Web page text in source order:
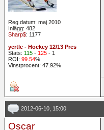
Reg.datum: maj 2010
Inlägg: 482
Sharp$: 1177
yertle - Hockey 12/13 Pres
Stats: 115 - 125 - 1
ROI: 99.54%
Vinstprocent: 47.92%
2012-06-10, 15:00
Oscar